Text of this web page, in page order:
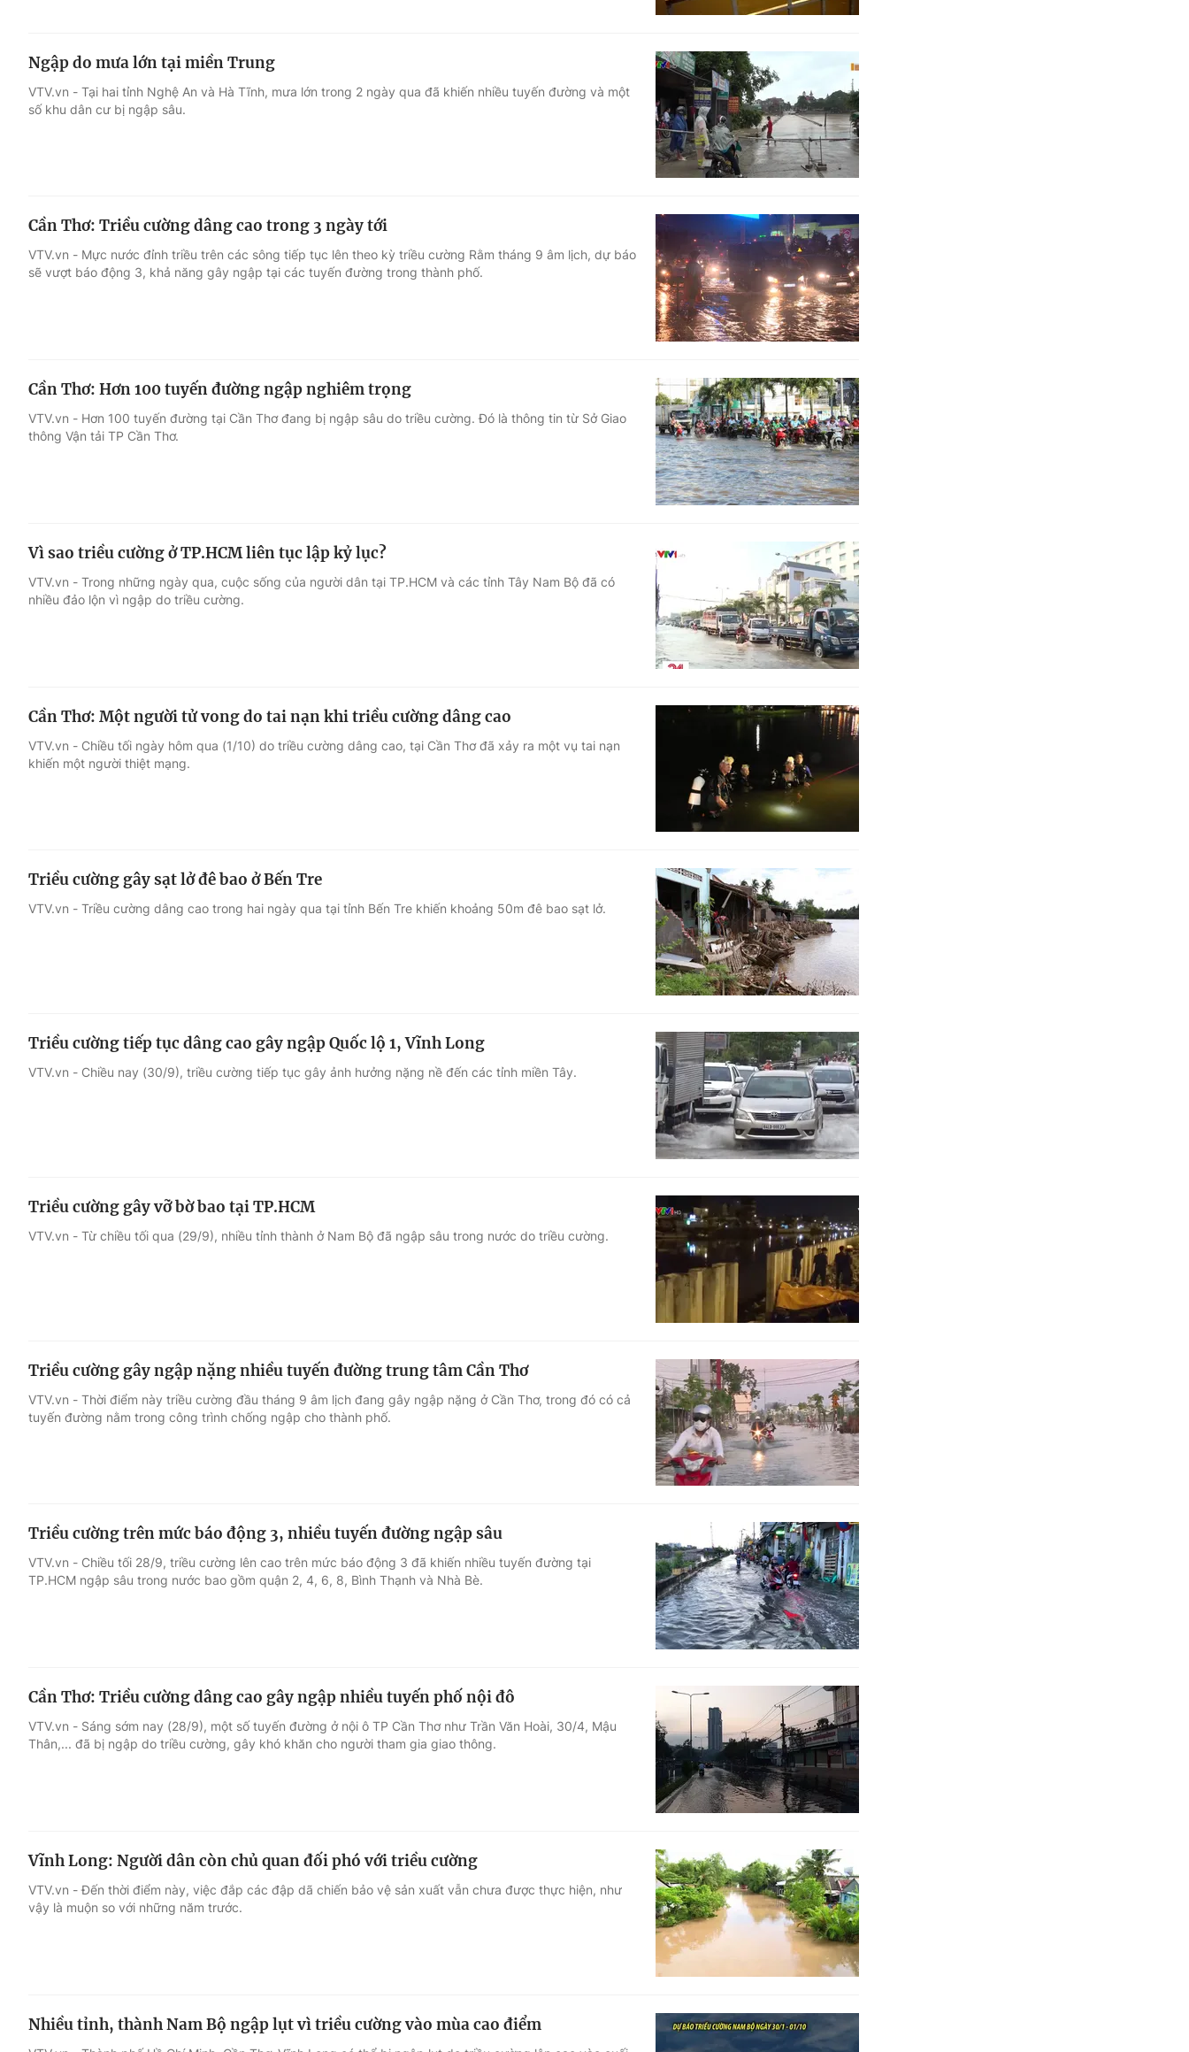
Ngập do mưa lớn tại miền Trung
VTV.vn - Tại hai tỉnh Nghệ An và Hà Tĩnh, mưa lớn trong 2 ngày qua đã khiến nhiều tuyến đường và một
số khu dân cư bị ngập sâu.
Cần Thơ: Triều cường dâng cao trong 3 ngày tới
VTV.vn - Mực nước đỉnh triều trên các sông tiếp tục lên theo kỳ triều cường Rằm tháng 9 âm lịch, dự báo
sẽ vượt báo động 3, khả năng gây ngập tại các tuyến đường trong thành phố.
Cần Thơ: Hơn 100 tuyến đường ngập nghiêm trọng
VTV.vn - Hơn 100 tuyến đường tại Cần Thơ đang bị ngập sâu do triều cường. Đó là thông tin từ Sở Giao
thông Vận tải TP Cần Thơ.
Vì sao triều cường ở TP.HCM liên tục lập kỷ lục?
VTV.vn - Trong những ngày qua, cuộc sống của người dân tại TP.HCM và các tỉnh Tây Nam Bộ đã có
nhiều đảo lộn vì ngập do triều cường.
Cần Thơ: Một người tử vong do tai nạn khi triều cường dâng cao
VTV.vn - Chiều tối ngày hôm qua (1/10) do triều cường dâng cao, tại Cần Thơ đã xảy ra một vụ tai nạn
khiến một người thiệt mạng.
Triều cường gây sạt lở đê bao ở Bến Tre
VTV.vn - Triều cường dâng cao trong hai ngày qua tại tỉnh Bến Tre khiến khoảng 50m đê bao sạt lở.
Triều cường tiếp tục dâng cao gây ngập Quốc lộ 1, Vĩnh Long
VTV.vn - Chiều nay (30/9), triều cường tiếp tục gây ảnh hưởng nặng nề đến các tỉnh miền Tây.
Triều cường gây vỡ bờ bao tại TP.HCM
VTV.vn - Từ chiều tối qua (29/9), nhiều tỉnh thành ở Nam Bộ đã ngập sâu trong nước do triều cường.
Triều cường gây ngập nặng nhiều tuyến đường trung tâm Cần Thơ
VTV.vn - Thời điểm này triều cường đầu tháng 9 âm lịch đang gây ngập nặng ở Cần Thơ, trong đó có cả
tuyến đường nằm trong công trình chống ngập cho thành phố.
Triều cường trên mức báo động 3, nhiều tuyến đường ngập sâu
VTV.vn - Chiều tối 28/9, triều cường lên cao trên mức báo động 3 đã khiến nhiều tuyến đường tại
TP.HCM ngập sâu trong nước bao gồm quận 2, 4, 6, 8, Bình Thạnh và Nhà Bè.
Cần Thơ: Triều cường dâng cao gây ngập nhiều tuyến phố nội đô
VTV.vn - Sáng sớm nay (28/9), một số tuyến đường ở nội ô TP Cần Thơ như Trần Văn Hoài, 30/4, Mậu
Thân,... đã bị ngập do triều cường, gây khó khăn cho người tham gia giao thông.
Vĩnh Long: Người dân còn chủ quan đối phó với triều cường
VTV.vn - Đến thời điểm này, việc đắp các đập dã chiến bảo vệ sản xuất vẫn chưa được thực hiện, như
vậy là muộn so với những năm trước.
Nhiều tỉnh, thành Nam Bộ ngập lụt vì triều cường vào mùa cao điểm